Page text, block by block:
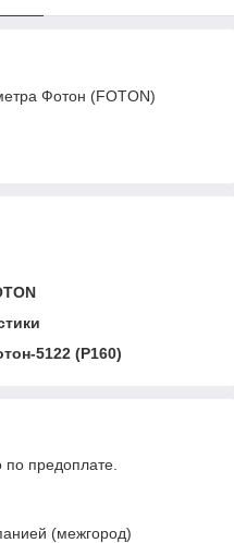
Фотон (FOTON)
5122 (P160)
по предоплате.
(межгород)